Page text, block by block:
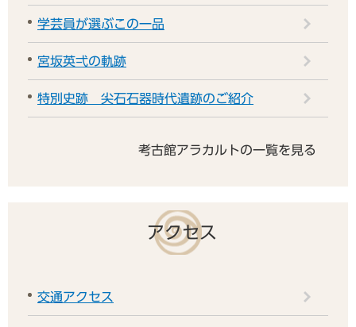
学芸員が選ぶこの一品
宮坂英弌の軌跡
特別史跡 尖石石器時代遺跡のご紹介
考古館アラカルトの一覧を見る
アクセス
交通アクセス